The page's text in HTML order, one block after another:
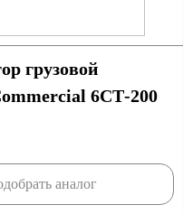
грузовой
6СТ-200
аналог